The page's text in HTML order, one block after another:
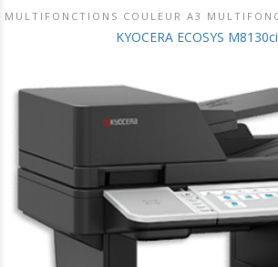
DÉCOUVRIR CE
MULTIFONCTIONS COULEUR A3
KYOCERA ECOSYS